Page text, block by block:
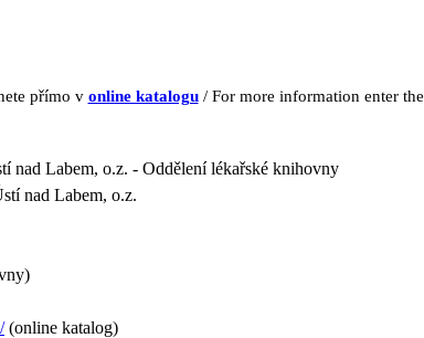
přímo v online katalogu/ For more information enter the
nad Labem, o.z. - Oddělení lékařské knihovny
nad Labem, o.z.
(online katalog)